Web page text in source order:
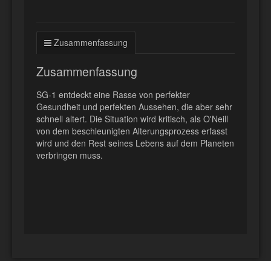
Zusammenfassung
Zusammenfassung
SG-1 entdeckt eine Rasse von perfekter
Gesundheit und perfekten Aussehen, die aber sehr
schnell altert. Die Situation wird kritisch, als O'Neill
von dem beschleunigten Alterungsprozess erfasst
wird und den Rest seines Lebens auf dem Planeten
verbringen muss.